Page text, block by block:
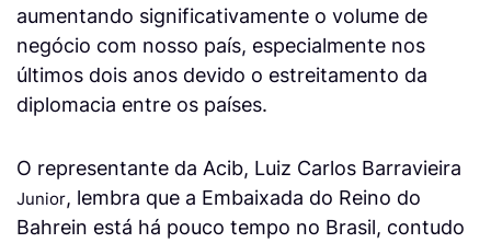
aumentando significativamente o volume de
negócio com nosso país, especialmente nos
últimos dois anos devido o estreitamento da
diplomacia entre os países.
O representante da Acib, Luiz Carlos Barravieira
Junior, lembra que a Embaixada do Reino do
Bahrein está há pouco tempo no Brasil, contudo